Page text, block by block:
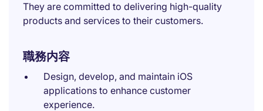
They are committed to delivering high-quality
products and services to their customers.
職務内容
Design, develop, and maintain iOS
applications to enhance customer
experience.